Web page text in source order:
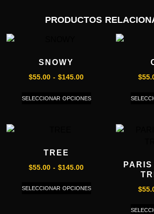
PRODUCTOS
SNOWY
$55.00 - $145.00
SELECCIONAR OPCIONES
$
TREE
$55.00 - $145.00
SELECCIONAR OPCIONES $